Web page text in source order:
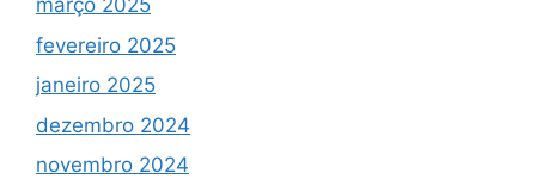
março 2025
fevereiro 2025
janeiro 2025
dezembro 2024
novembro 2024